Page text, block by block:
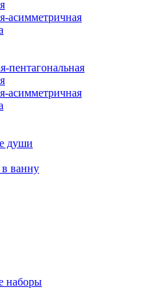
асимметричная
пентагональная
асимметричная
души
ванну
наборы